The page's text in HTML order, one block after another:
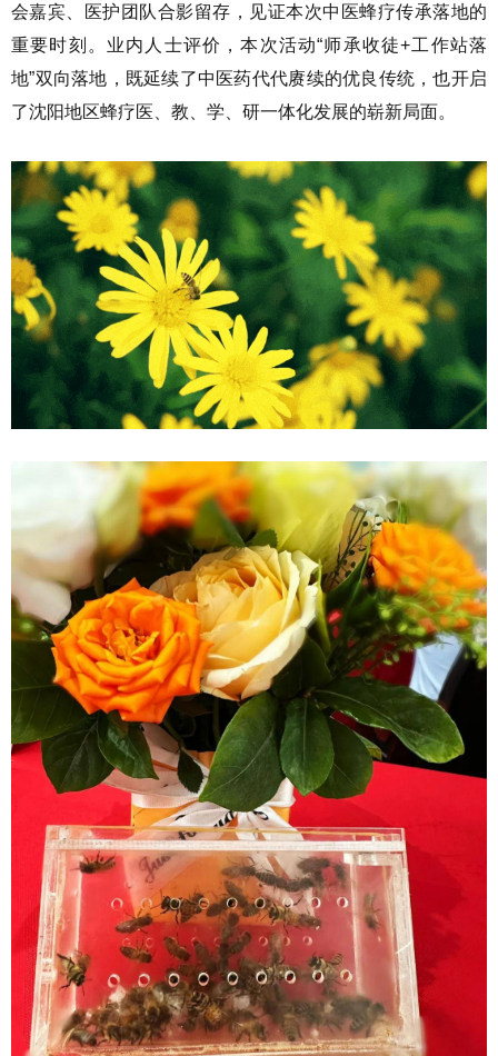
会嘉宾、医护团队合影留存，见证本次中医蜂疗传承落地的
重要时刻。业内人士评价，本次活动“师承收徒+工作站落
地”双向落地，既延续了中医药代代赓续的优良传统，也开启
了沈阳地区蜂疗医、教、学、研一体化发展的崭新局面。